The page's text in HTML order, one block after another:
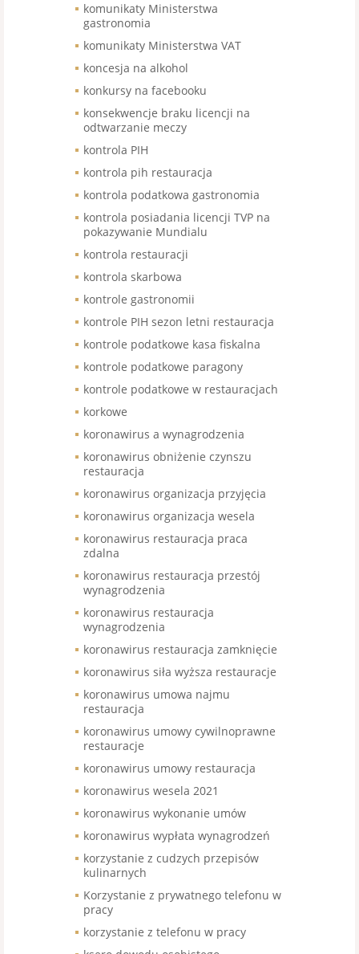
komunikaty Ministerstwa
gastronomia
komunikaty Ministerstwa VAT
koncesja na alkohol
konkursy na facebooku
konsekwencje braku licencji na
odtwarzanie meczy
kontrola PIH
kontrola pih restauracja
kontrola podatkowa gastronomia
kontrola posiadania licencji TVP na
pokazywanie Mundialu
kontrola restauracji
kontrola skarbowa
kontrole gastronomii
kontrole PIH sezon letni restauracja
kontrole podatkowe kasa fiskalna
kontrole podatkowe paragony
kontrole podatkowe w restauracjach
korkowe
koronawirus a wynagrodzenia
koronawirus obniżenie czynszu
restauracja
koronawirus organizacja przyjęcia
koronawirus organizacja wesela
koronawirus restauracja praca
zdalna
koronawirus restauracja przestój
wynagrodzenia
koronawirus restauracja
wynagrodzenia
koronawirus restauracja zamknięcie
koronawirus siła wyższa restauracje
koronawirus umowa najmu
restauracja
koronawirus umowy cywilnoprawne
restauracje
koronawirus umowy restauracja
koronawirus wesela 2021
koronawirus wykonanie umów
koronawirus wypłata wynagrodzeń
korzystanie z cudzych przepisów
kulinarnych
Korzystanie z prywatnego telefonu w
pracy
korzystanie z telefonu w pracy